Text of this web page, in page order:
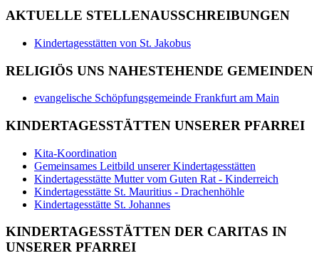
AKTUELLE STELLENAUSSCHREIBUNGEN
Kindertagesstätten von St. Jakobus
RELIGIÖS UNS NAHESTEHENDE GEMEINDEN
evangelische Schöpfungsgemeinde Frankfurt am Main
KINDERTAGESSTÄTTEN UNSERER PFARREI
Kita-Koordination
Gemeinsames Leitbild unserer Kindertagesstätten
Kindertagesstätte Mutter vom Guten Rat - Kinderreich
Kindertagesstätte St. Mauritius - Drachenhöhle
Kindertagesstätte St. Johannes
KINDERTAGESSTÄTTEN DER CARITAS IN
UNSERER PFARREI